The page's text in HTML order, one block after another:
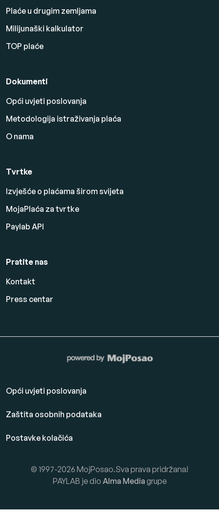
Plaće u drugim zemljama
Milijunaški kalkulator
TOP plaće
Dokumenti
Opći uvjeti poslovanja
Metodologija istraživanja plaća
O nama
Tvrtke
Izvješće o plaćama širom svijeta
MojaPlaća za tvrtke
Paylab API
Pratite nas
Kontakt
Press centar
Opći uvjeti poslovanja
Zaštita osobnih podataka
Postavke kolačića
© 1997-2026 MojPosao.Sva prava pridržana!
PAYLAB je dio Alma Media grupe